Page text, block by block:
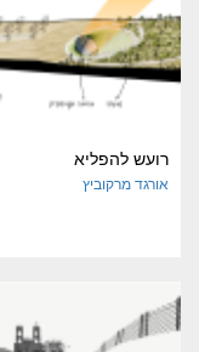
רועש להפליא
אורגד מרקוביץ